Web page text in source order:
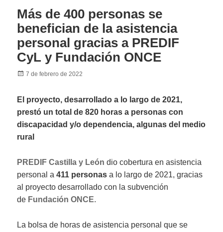
Más de 400 personas se
benefician de la asistencia
personal gracias a PREDIF
CyL y Fundación ONCE
Posted
7 de febrero de 2022
El proyecto, desarrollado a lo largo de 2021,
prestó un total de 820 horas a personas con
discapacidad y/o dependencia, algunas del medio
rural
PREDIF Castilla y León dio cobertura en asistencia
personal a411 personas a lo largo de 2021, gracias
al proyecto desarrollado con la subvención
de Fundación ONCE.
La bolsa de horas de asistencia personal que se